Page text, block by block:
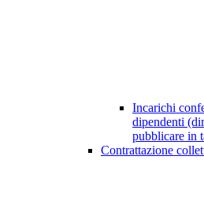
Incarichi
dipendenti
pubblicare in
Contrattazione